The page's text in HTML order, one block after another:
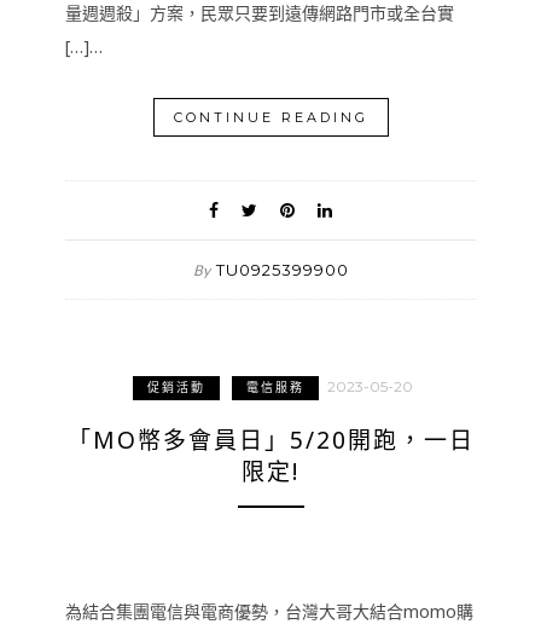
量週週殺」方案，民眾只要到遠傳網路門市或全台實
[…]…
CONTINUE READING
By TU0925399900
促銷活動 電信服務 2023-05-20
「MO幣多會員日」5/20開跑，一日
限定!
為結合集團電信與電商優勢，台灣大哥大結合momo購